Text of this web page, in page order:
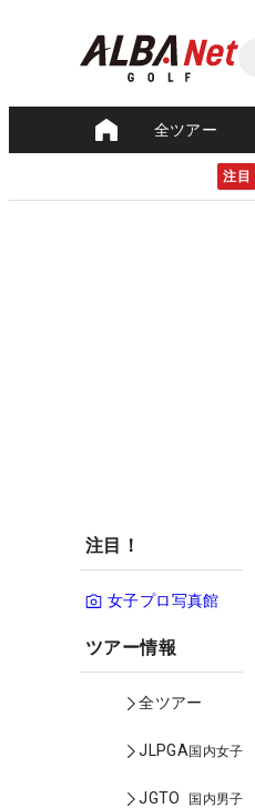
全ツアー
注目
注目！
女子プロ写真館
ツアー情報
全ツアー
JLPGA国内女子
JGTO 国内男子